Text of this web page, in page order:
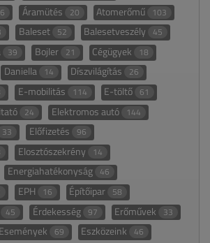
Áramütés 20 Atomerőmű 103
Baleset 52 Balesetveszély 45
39 Bojler 21 Cégügyek 18
Daniella 14 Díszvilágítás 26
E-mobilitás 114 E-töltő 61
24 Elektromos autó 144
33 Előfizetés 96
Elosztószekrény 14
Energiahatékonyság 46
EPH 16 Építőipar 58
45 Érdekesség 97 Erőművek 33
Események 69 Eszközeink 46